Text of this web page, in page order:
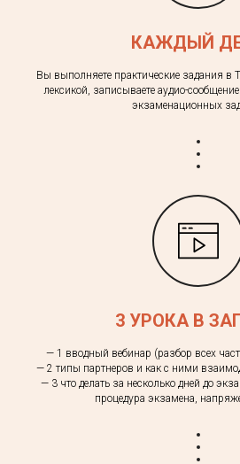
КАЖДЫЙ
Вы выполняете практические задания в
лексикой, записываете аудио-
экзаменационных
3 УРОКА В
— 1 вводный вебинар (разбор всех
— 2 типы партнеров и как с ними
— 3 что делать за несколько дней до
процедура экзамена,